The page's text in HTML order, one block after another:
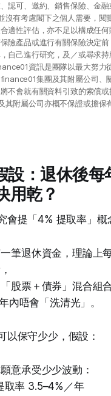
認可、邀約、銷售保險、金融
沒有考慮閣下之個人需要，閱
適性評估，亦不足以構成任
險產品或進行有關保險決定
自己進行研究，及／或尋求
資訊是團隊以最大努力
集團及其附屬公司、
不會就有關資料引致的索償或
其附屬公司亦概不保證或擔保
設：退休後
用乾？
會提「4% 提取率」概
筆退休資金，理論上
股票＋債券」混合組
內唔會「洗清光」。
以保守少少，假設：
意承受少少波動：
取率 3.5–4%／年